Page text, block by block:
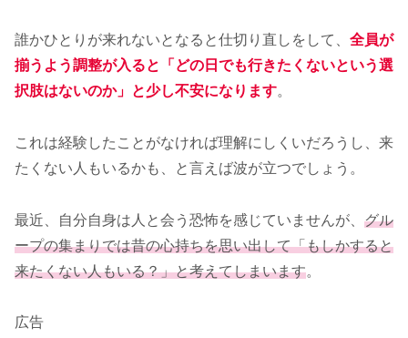
誰かひとりが来れないとなると仕切り直しをして、 全員が
揃うよう調整が入ると「どの日でも行きたくないという選
択肢はないのか」と少し不安になります。
これは経験したことがなければ理解にしくいだろうし、来
たくない人もいるかも、と言えば波が立つでしょう。
最近、自分自身は人と会う恐怖を感じていませんが、 グル
ープの集まりでは昔の心持ちを思い出して「もしかすると
来たくない人もいる？」と考えてしまいます。
広告